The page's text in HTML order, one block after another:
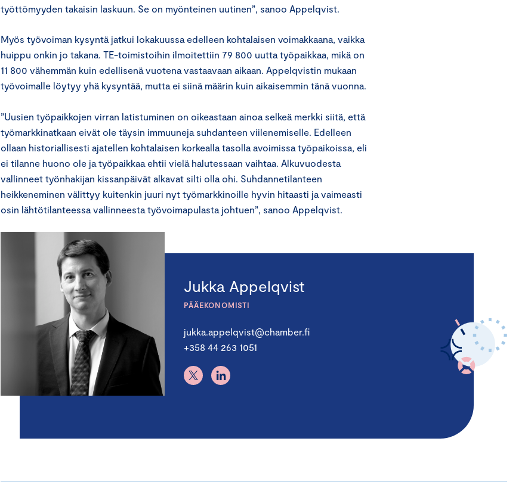
työttömyyden takaisin laskuun. Se on myönteinen uutinen”, sanoo Appelqvist.
Myös työvoiman kysyntä jatkui lokakuussa edelleen kohtalaisen voimakkaana, vaikka
huippu onkin jo takana. TE-toimistoihin ilmoitettiin 79 800 uutta työpaikkaa, mikä on
11 800 vähemmän kuin edellisenä vuotena vastaavaan aikaan. Appelqvistin mukaan
työvoimalle löytyy yhä kysyntää, mutta ei siinä määrin kuin aikaisemmin tänä vuonna.
”Uusien työpaikkojen virran latistuminen on oikeastaan ainoa selkeä merkki siitä, että
työmarkkinatkaan eivät ole täysin immuuneja suhdanteen viilenemiselle. Edelleen
ollaan historiallisesti ajatellen kohtalaisen korkealla tasolla avoimissa työpaikoissa, eli
ei tilanne huono ole ja työpaikkaa ehtii vielä halutessaan vaihtaa. Alkuvuodesta
vallinneet työnhakijan kissanpäivät alkavat silti olla ohi. Suhdannetilanteen
heikkeneminen välittyy kuitenkin juuri nyt työmarkkinoille hyvin hitaasti ja vaimeasti
osin lähtötilanteessa vallinneesta työvoimapulasta johtuen”, sanoo Appelqvist.
Jukka Appelqvist
PÄÄEKONOMISTI
jukka.appelqvist@chamber.fi
+358 44 263 1051